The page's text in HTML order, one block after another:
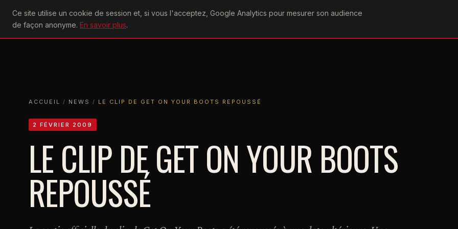
Ce site utilise un cookie de session et, si vous l'acceptez, Google Analytics pour mesurer son audience
de façon anonyme. En savoir plus.
U2achtung
ACCUEIL
ACTU CONCERTS DISCOGRAPHIEPAROLESVIDÉOGRAPHIEFORUMS
ACCUEIL / NEWS / LE CLIP DE GET ON YOUR BOOTS REPOUSSÉ
2 FÉVRIER 2009
LE CLIP DE GET ON YOUR BOOTS
REPOUSSÉ